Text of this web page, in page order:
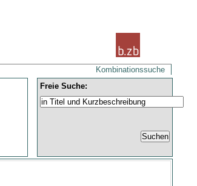
Kombinationssuche
Freie Suche: